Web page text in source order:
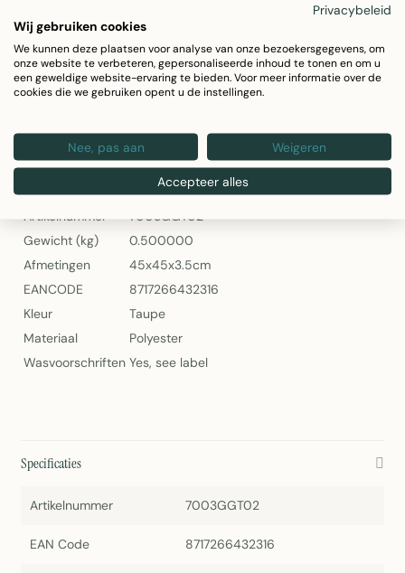
Materiaal: 100% polyester
Kleur: Taupe
Gewicht: 500g
Wasvoorschriften: zie label
Roy Chenille Jaquard Kussen Taupe van Linen & More
Specificaties
Artikelnummer
7003GGT02
Gewicht (kg)
0.500000
Afmetingen
45x45x3.5cm
EANCODE
8717266432316
Kleur
Taupe
Materiaal
Polyester
Wasvoorschriften Yes, see label
Specificaties
Artikelnummer 7003GGT02
EAN Code 8717266432316
Privacybeleid
Wij gebruiken cookies
We kunnen deze plaatsen voor analyse van onze bezoekersgegevens, om
onze website te verbeteren, gepersonaliseerde inhoud te tonen en om u
een geweldige website-ervaring te bieden. Voor meer informatie over de
cookies die we gebruiken opent u de instellingen.
Nee, pas aan Weigeren
Accepteer alles